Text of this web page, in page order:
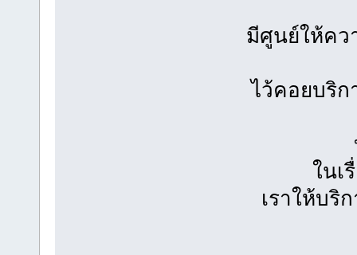
มีศูนย์ให้คว
ไว้คอยบริ
ในเ
เราให้บริ